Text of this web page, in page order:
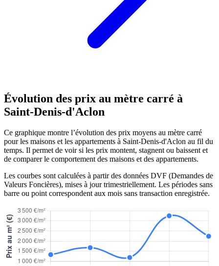
Évolution des prix au mètre carré à
Saint-Denis-d'Aclon
Ce graphique montre l’évolution des prix moyens au mètre carré
pour les maisons et les appartements à Saint-Denis-d'Aclon au fil du
temps. Il permet de voir si les prix montent, stagnent ou baissent et
de comparer le comportement des maisons et des appartements.
Les courbes sont calculées à partir des données DVF (Demandes de
Valeurs Foncières), mises à jour trimestriellement. Les périodes sans
barre ou point correspondent aux mois sans transaction enregistrée.